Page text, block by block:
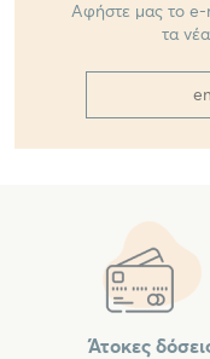
Αφήστε μας το e-
τα
Άτοκες